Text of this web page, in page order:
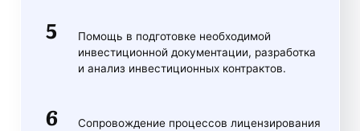
Помощь в подготовке необходимой
инвестиционной документации, разработка
и анализ инвестиционных контрактов.
Сопровождение процессов лицензирования